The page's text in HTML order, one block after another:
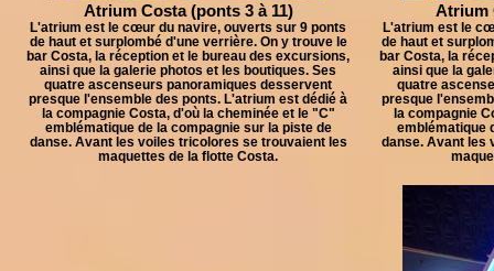
Atrium Costa (ponts 3 à 11)
L'atrium est le cœur du navire, ouverts sur 9 ponts
de haut et surplombé d'une verrière. On y trouve le
bar Costa, la réception et le bureau des excursions,
ainsi que la galerie photos et les boutiques. Ses
quatre ascenseurs panoramiques desservent
presque l'ensemble des ponts. L'atrium est dédié à
la compagnie Costa, d'où la cheminée et le "C"
emblématique de la compagnie sur la piste de
danse. Avant les voiles tricolores se trouvaient les
maquettes de la flotte Costa.
Atrium
L'atrium est le
de haut et
bar Costa, la
ainsi que la
quatre
presque
la compagnie
emblématique
danse. Avant les